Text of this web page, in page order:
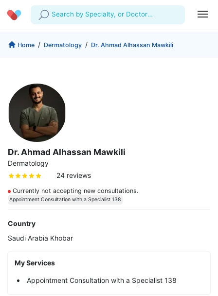
Search by Specialty, or Doctor
Profile
Prescriptions
Lab Tests
Favourites
Log Out
Company
For Corporates
Medical Articles
Home / Dermatology / Dr. Ahmad Alhassan Mawkili
Dr. Ahmad Alhassan Mawkili
Dermatology
24 reviews
Currently not accepting new consultations.
Appointment Consultation with a Specialist 138
Country
Saudi Arabia Khobar
My Services
Appointment Consultation with a Specialist 138